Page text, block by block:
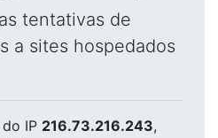
tentativas de
a sites hospedados
do IP 216.73.216.243,